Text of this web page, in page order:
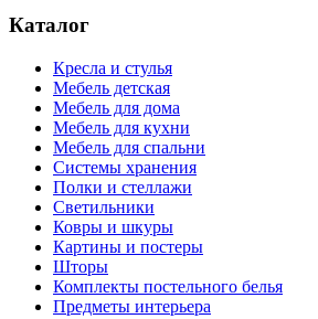
Каталог
Кресла и стулья
Мебель детская
Мебель для дома
Мебель для кухни
Мебель для спальни
Системы хранения
Полки и стеллажи
Светильники
Ковры и шкуры
Картины и постеры
Шторы
Комплекты постельного белья
Предметы интерьера